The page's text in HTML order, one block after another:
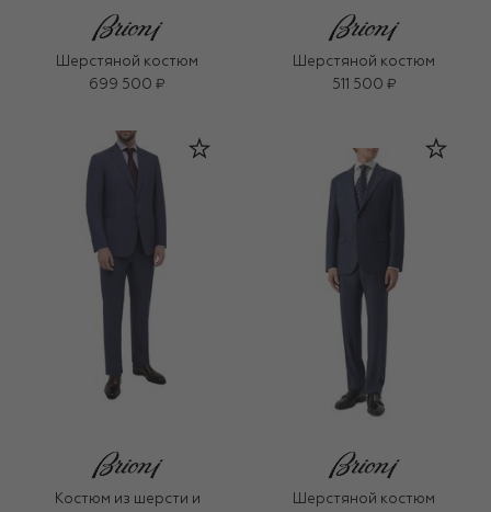
Шерстяной костюм
699 500 ₽
Шерстяной костюм
511 500 ₽
Костюм из шерсти и
Шерстяной костюм